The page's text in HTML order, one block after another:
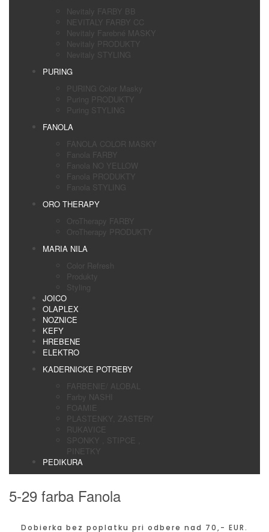
Nevitaly FARBY BB
NEVITALY FARBY CC
Nevitaly Farebné MASKY
Nevitaly PRODUKTY
Nevitaly STYLING
PURING
PURING Color Masky
Puring PRODUKTY
Puring STYLING
FANOLA
FANOLA COLOR MASKY
Fanola FARBY
Fanola NO YELLOW
Fanola PRODUKTY
Fanola STYLING
ORO THERAPY
OroTherapy FARBY
OroTherapy PRODUKTY
MARIA NILA
Color Refresh
Produkty
Styling
JOICO
OLAPLEX
NOZNICE
KEFY
HREBENE
ELEKTRO
KADERNICKE POTREBY
FARBENIE/ ALOBAL
Farby NASHI
FOAMIE
PLASTENKY, ZASTERY
RUKAVICE
SPONKY , STIPCE ,
PINETKY
PEDIKURA
5-29 farba Fanola
Dobierka bez poplatku pri odbere nad 70,- EUR.